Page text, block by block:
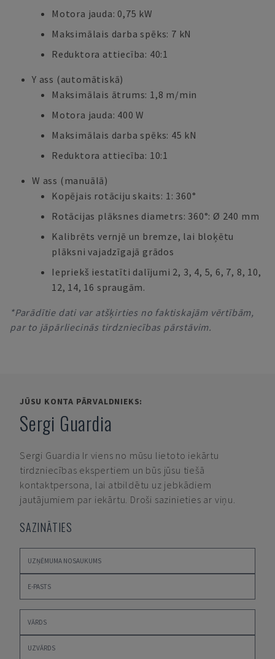
Motora jauda: 0,75 kW
Maksimālais darba spēks: 7 kN
Reduktora attiecība: 40:1
Y ass (automātiskā)
Maksimālais ātrums: 1,8 m/min
Motora jauda: 400 W
Maksimālais darba spēks: 45 kN
Reduktora attiecība: 10:1
W ass (manuālā)
Kopējais rotāciju skaits: 1: 360°
Rotācijas plāksnes diametrs: 360°: Ø 240 mm
Kalibrēts vernjē un bremze, lai bloķētu
plāksni vajadzīgajā grādos
Iepriekš iestatīti dalījumi 2, 3, 4, 5, 6, 7, 8, 10,
12, 14, 16 spraugām.
*Parādītie dati var atšķirties no faktiskajām vērtībām,
par to jāpārliecinās tirdzniecības pārstāvim.
JŪSU KONTA PĀRVALDNIEKS:
Sergi Guardia
Sergi Guardia Ir viens no mūsu lietoto iekārtu
tirdzniecības ekspertiem un būs jūsu tiešā
kontaktpersona, lai atbildētu uz jebkādiem
jautājumiem par iekārtu. Droši sazinieties ar viņu.
SAZINĀTIES